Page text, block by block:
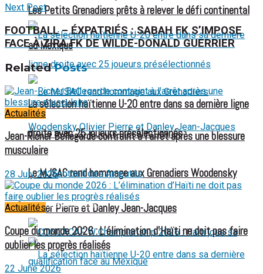
Les Petits Grenadiers prêts à relever le défi continental
au Mexique
Le MJSAC rend hommage aux Grenadiers Woodensky
Olivier Pierre et Danley Jean-Jacques
La sélection haïtienne U-20 entre dans sa dernière ligne
droite avec 25 joueurs présélectionnés
Football des Amputés
FOOTBALL FÉMININ
Next Post
FOOTBALL – ÉXPATRIÉS : SABAH FK S’IMPOSE
FACE À ZIRA FK DE WILDE-DONALD GUERRIER
RelatedPosts
Actualités
Jean-Ricner Bellegarde contraint à l’arrêt après une blessure
musculaire
28 July 2026
Actualités
Coupe du monde 2026 : L’élimination d’Haïti ne doit pas faire
oublier les progrès réalisés
22 June 2026